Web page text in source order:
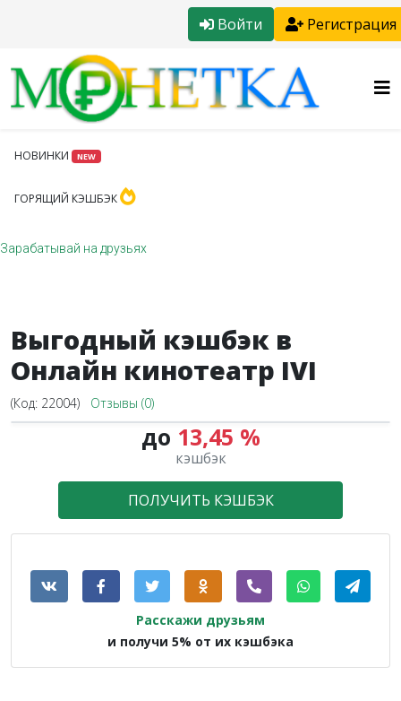
Войти Регистрация
НОВИНКИ NEW
ГОРЯЩИЙ КЭШБЭК
Зарабатывай на друзьях
Выгодный кэшбэк в
Онлайн кинотеатр IVI
(Код: 22004) Отзывы (0)
до 13,45 %
кэшбэк
ПОЛУЧИТЬ КЭШБЭК
Расскажи друзьям
и получи 5% от их кэшбэка